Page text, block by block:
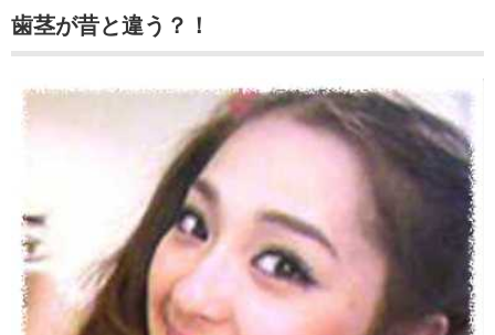
歯茎が昔と違う？！